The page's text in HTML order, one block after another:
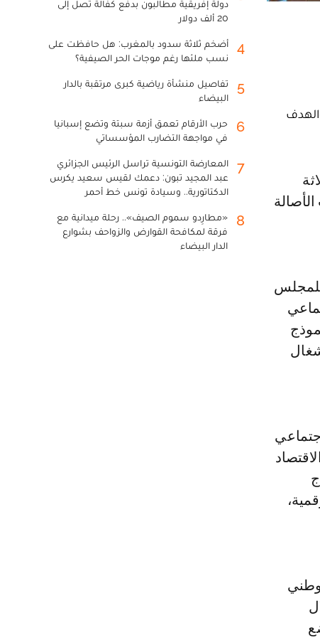
سياسية. والهدف
دولة إفريقية مطالبون بدفع كفالة تصل إلى
20 ألف دولار
4
أضخم ثلاثة سدود بالمغرب: هل حافظت على
نسب ملئها رغم موجات الحر الصيفية؟
5
تفاصيل منشأة رياضية كبرى مرتقبة بالدار
البيضاء
6
حرب الأرقام تعمق أزمة سبتة وتضع إسبانيا
في مواجهة التضارب المؤسساتي
7
المعارضة التونسية تراسل الرئيس الجزائري
عبد المجيد تبون: دعمك لقيس سعيد يكرس
الدكتاتورية.. وسيادة تونس خط أحمر
8
«مطارِدو سموم الصيف».. رحلة ميدانية مع
فرقة لمكافحة القوارض والزواحف بشوارع
الدار البيضاء